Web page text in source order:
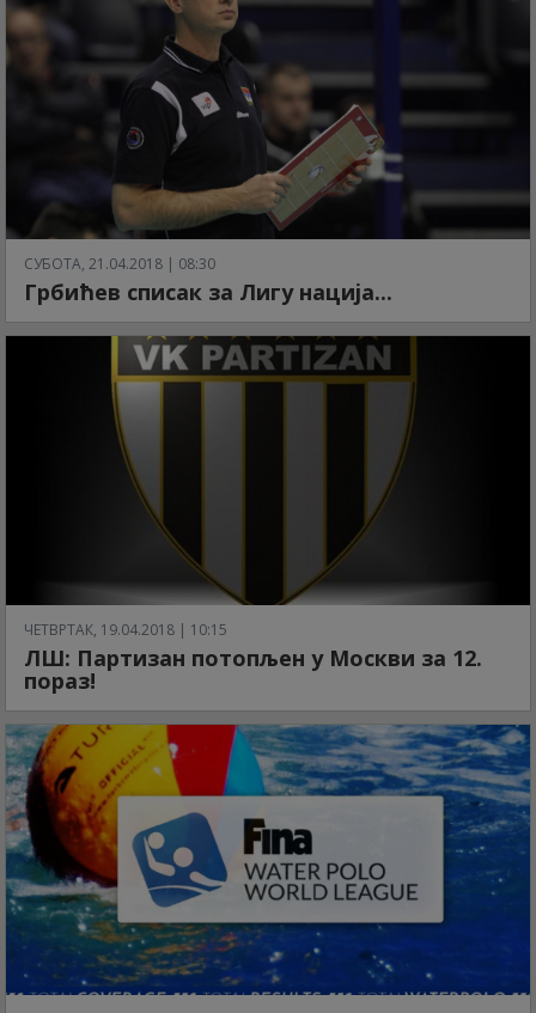
СУБОТА, 21.04.2018 | 08:30
Грбићев списак за Лигу нација...
ЧЕТВРТАК, 19.04.2018 | 10:15
ЛШ: Партизан потопљен у Москви за 12.
пораз!